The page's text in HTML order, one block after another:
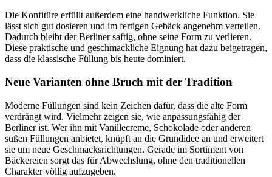
Die Konfitüre erfüllt außerdem eine handwerkliche Funktion. Sie
lässt sich gut dosieren und im fertigen Gebäck angenehm verteilen.
Dadurch bleibt der Berliner saftig, ohne seine Form zu verlieren.
Diese praktische und geschmackliche Eignung hat dazu beigetragen,
dass die klassische Füllung bis heute dominiert.
Neue Varianten ohne Bruch mit der Tradition
Moderne Füllungen sind kein Zeichen dafür, dass die alte Form
verdrängt wird. Vielmehr zeigen sie, wie anpassungsfähig der
Berliner ist. Wer ihn mit Vanillecreme, Schokolade oder anderen
süßen Füllungen anbietet, knüpft an die Grundidee an und erweitert
sie um neue Geschmacksrichtungen. Gerade im Sortiment von
Bäckereien sorgt das für Abwechslung, ohne den traditionellen
Charakter völlig aufzugeben.